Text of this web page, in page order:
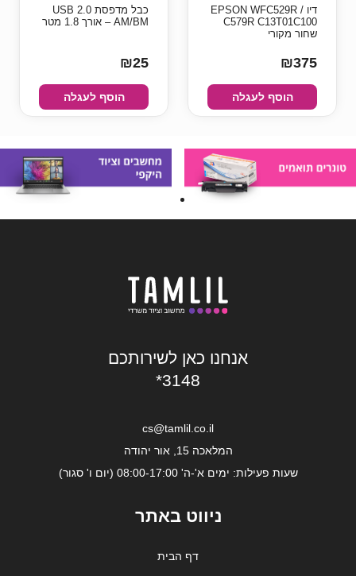
דיו EPSON WFC529R /
C579R C13T01C100
שחור מקורי
₪375
הוסף לעגלה
כבל מדפסת USB 2.0
AM/BM – אורך 1.8 מטר
₪25
הוסף לעגלה
אנחנו כאן לשירותכם
*3148
cs@tamlil.co.il
המלאכה 15, אור יהודה
שעות פעילות: ימים א'-ה' 08:00-17:00 (יום ו' סגור)
ניווט באתר
דף הבית